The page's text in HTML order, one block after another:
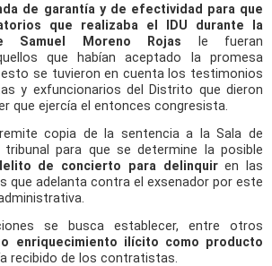
de garantía y de efectividad para que
que realizaba el IDU durante la
Samuel Moreno Rojas le fueran
que habían aceptado la promesa
esto se tuvieron en cuenta los testimonios
y exfuncionarios del Distrito que dieron
que ejercía el entonces congresista.
copia de la sentencia a la Sala de
para que se determine la posible
de concierto para delinquiren las
que adelanta contra el exsenador por este
se busca establecer, entre otros
enriquecimiento ilícito como producto
recibido de los contratistas.